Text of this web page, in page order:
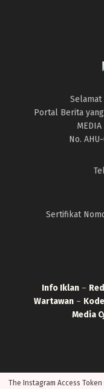
Selamat
Portal Berita
No.
Sertifikat
Info Iklan –
Wartawan –
Media
The Instagram Access